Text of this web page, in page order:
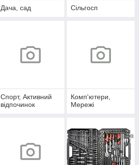
Дача, сад Сільгосп
Спорт, Активний
відпочинок
Комп'ютери,
Мережі